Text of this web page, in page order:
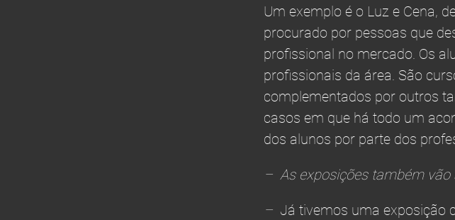
Um exemplo é o Luz e Cena,
procurado por pessoas que
profissional no mercado. Os
profissionais da área. São
complementados por outros
casos em que há todo um
dos alunos por parte dos
– As exposições também vão
– Já tivemos uma exposição